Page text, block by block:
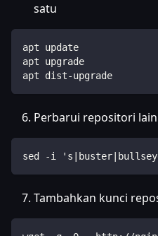
satu
apt update
apt upgrade
apt dist-upgrade
Perbarui repositori lain
sed -i
Tambahkan kunci